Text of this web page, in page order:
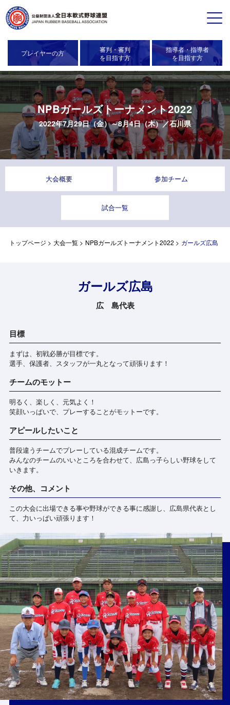
プレイヤーの方
審判・審判
を目指す方
指導者・指導者
を目指す方
NPBガールズトーナメント2022
2022年7月29日（金）～8月4日（木）／石川県
大会概要 参加チーム
試合一覧
トップページ > 大会一覧> NPBガールズトーナメント2022 > ガールズ広島
ガールズ広島
広 島代表
目標
まずは、初戦必勝が目標です。
選手、保護者、スタッフが一丸となって頑張ります！
チームのモットー
明るく、楽しく、元気よく！
笑顔いっぱいで、プレーすることがモットーです。
アピールしたいこと
普段違うチームでプレーしている混成チームです。
みんなのチームのいいところを合わせて、広島っ子らしい野球をして
いきます。
その他、コメント
この大会に出場できる事や野球ができる事に感謝し、広島県代表とし
て、力いっぱい頑張ります！